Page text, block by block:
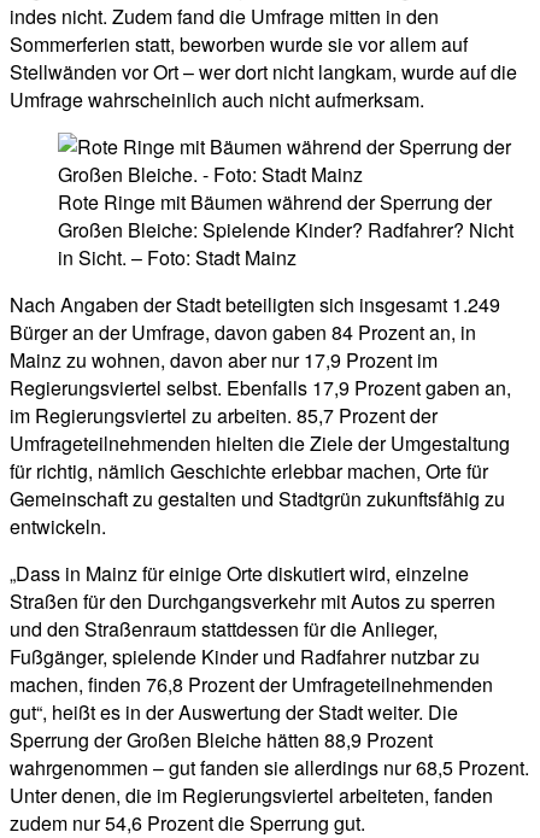
indes nicht. Zudem fand die Umfrage mitten in den
Sommerferien statt, beworben wurde sie vor allem auf
Stellwänden vor Ort – wer dort nicht langkam, wurde auf die
Umfrage wahrscheinlich auch nicht aufmerksam.
Rote Ringe mit Bäumen während der Sperrung der
Großen Bleiche: Spielende Kinder? Radfahrer? Nicht
in Sicht. – Foto: Stadt Mainz
Nach Angaben der Stadt beteiligten sich insgesamt 1.249
Bürger an der Umfrage, davon gaben 84 Prozent an, in
Mainz zu wohnen, davon aber nur 17,9 Prozent im
Regierungsviertel selbst. Ebenfalls 17,9 Prozent gaben an,
im Regierungsviertel zu arbeiten. 85,7 Prozent der
Umfrageteilnehmenden hielten die Ziele der Umgestaltung
für richtig, nämlich Geschichte erlebbar machen, Orte für
Gemeinschaft zu gestalten und Stadtgrün zukunftsfähig zu
entwickeln.
„Dass in Mainz für einige Orte diskutiert wird, einzelne
Straßen für den Durchgangsverkehr mit Autos zu sperren
und den Straßenraum stattdessen für die Anlieger,
Fußgänger, spielende Kinder und Radfahrer nutzbar zu
machen, finden 76,8 Prozent der Umfrageteilnehmenden
gut“, heißt es in der Auswertung der Stadt weiter. Die
Sperrung der Großen Bleiche hätten 88,9 Prozent
wahrgenommen – gut fanden sie allerdings nur 68,5 Prozent.
Unter denen, die im Regierungsviertel arbeiteten, fanden
zudem nur 54,6 Prozent die Sperrung gut.